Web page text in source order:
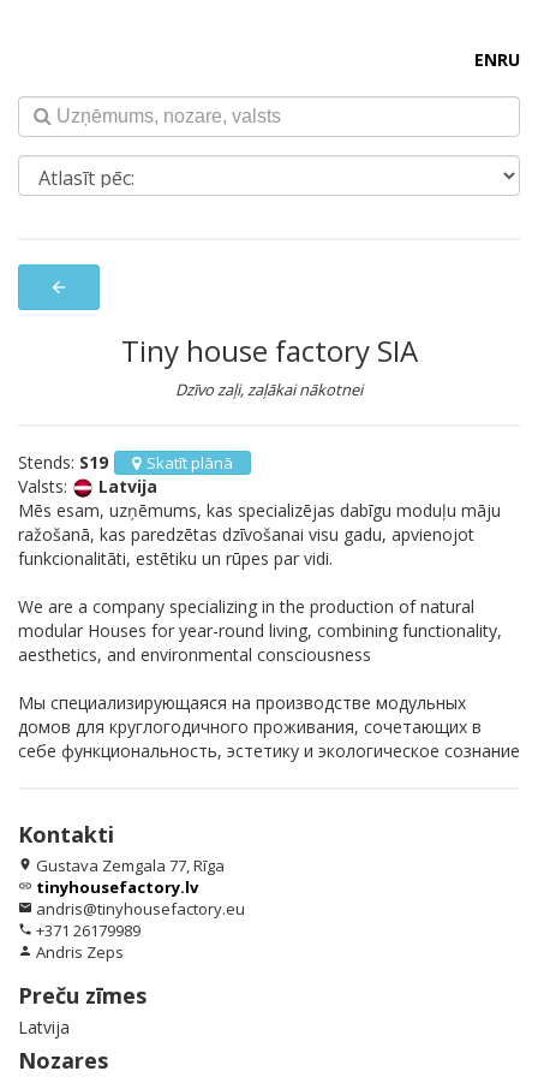
ENRU
arrow_back
Tiny house factory SIA
Dzīvo zaļi, zaļākai nākotnei
Stends: S19 Skatīt plānā
Valsts:
Latvija
Mēs esam, uzņēmums, kas specializējas dabīgu moduļu māju
ražošanā, kas paredzētas dzīvošanai visu gadu, apvienojot
funkcionalitāti, estētiku un rūpes par vidi.
We are a company specializing in the production of natural
modular Houses for year-round living, combining functionality,
aesthetics, and environmental consciousness
Мы специализирующаяся на производстве модульных
домов для круглогодичного проживания, сочетающих в
себе функциональность, эстетику и экологическое сознание
Kontakti
location_on Gustava Zemgala 77, Rīga
link tinyhousefactory.lv
email andris@tinyhousefactory.eu
phone +371 26179989
person Andris Zeps
Preču zīmes
Latvija
Nozares